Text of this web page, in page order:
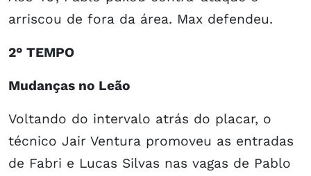
arriscou de fora da área. Max defendeu.
2° TEMPO
Mudanças no Leão
Voltando do intervalo atrás do placar, o
técnico Jair Ventura promoveu as entradas
de Fabri e Lucas Silvas nas vagas de Pablo